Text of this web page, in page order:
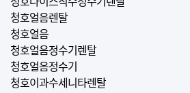
청호얼음렌탈
청호얼음
청호얼음정수기렌탈
청호얼음정수기
청호이과수세니타렌탈